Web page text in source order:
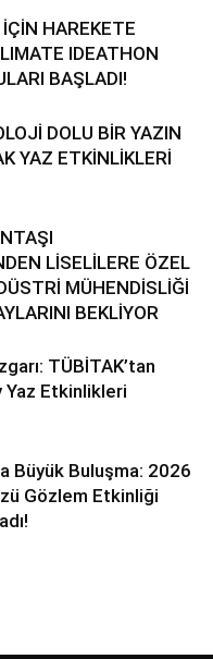
HAREKETE
IDEATHON
BAŞLADI!
DOLU BİR YAZIN
YAZ ETKİNLİKLERİ
LİSELİLERE ÖZEL
MÜHENDİSLİĞİ
BEKLİYOR
TÜBİTAK’tan
Yaz Etkinlikleri
Büyük Buluşma: 2026
Gözlem Etkinliği